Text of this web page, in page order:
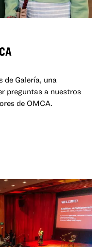
de Galería, una
preguntas a nuestros
de OMCA.